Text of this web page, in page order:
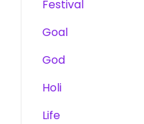
Festival
Goal
God
Holi
Life